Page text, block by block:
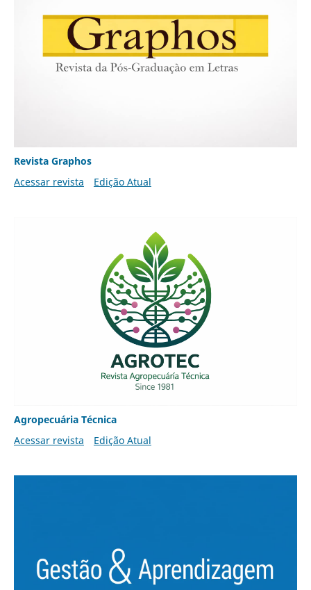
Revista Graphos
Acessar revista
Edição Atual
Agropecuária Técnica
Acessar revista
Edição Atual